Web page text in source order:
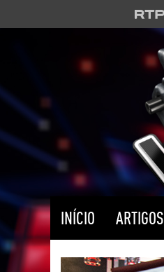
Saltar para o conteúdo principal
INÍCIO ARTIGOS